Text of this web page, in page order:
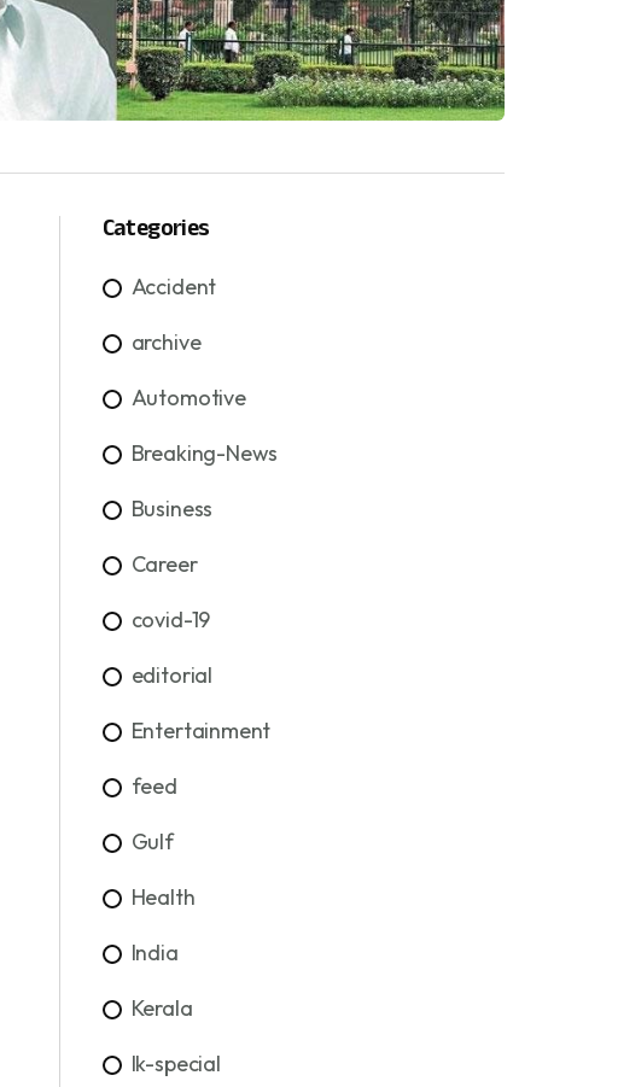
Categories
Accident
archive
Automotive
Breaking-News
Business
Career
covid-19
editorial
Entertainment
feed
Gulf
Health
India
Kerala
lk-special